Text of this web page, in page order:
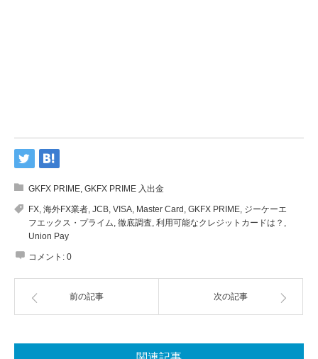
GKFX PRIME, GKFX PRIME 入出金
FX, 海外FX業者, JCB, VISA, Master Card , GKFX PRIME, ジーケーエ
フエックス・プライム, 徹底調査, 利用可能なクレジットカードは？ ,
Union Pay
コメント: 0
前の記事 次の記事